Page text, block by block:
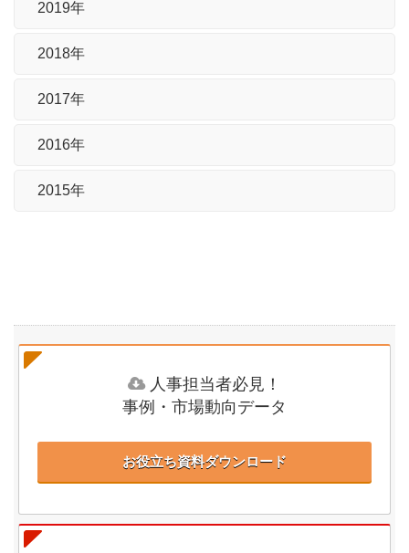
2019年
2018年
2017年
2016年
2015年
人事担当者必見！
事例・市場動向データ
お役立ち資料ダウンロード